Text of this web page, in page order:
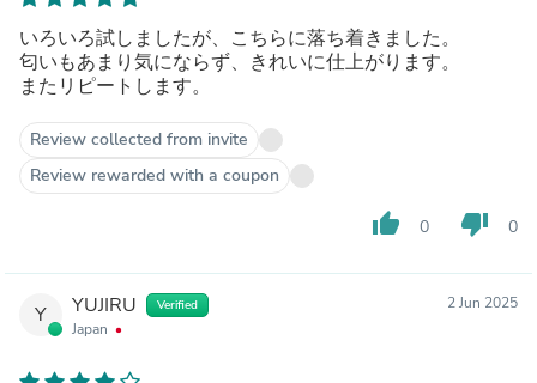
いろいろ試しましたが、こちらに落ち着きました。
匂いもあまり気にならず、きれいに仕上がります。
またリピートします。
Review collected from invite
Review rewarded with a coupon
thumb_up 0 thumb_down 0
Y YUJIRU Verified
Japan
2 Jun 2025